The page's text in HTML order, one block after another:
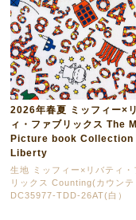
2026年春夏 ミッフィー×
ィ・ファブリックス The
Picture book Collection
Liberty
生地 ミッフィー×リバティ・
リックス Counting(カウンテ
DC35977-TDD-26AT(白）